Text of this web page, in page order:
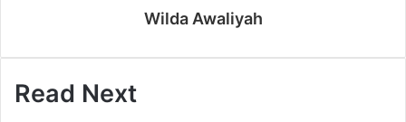
Wilda Awaliyah
Read Next